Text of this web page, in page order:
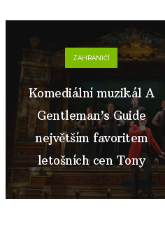
ZAHRANIČÍ
Komediální muzikál A
Gentleman’s Guide
největším favoritem
letošních cen Tony